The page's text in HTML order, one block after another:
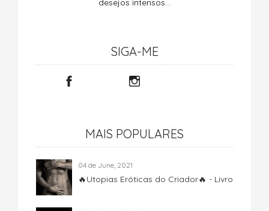
desejos intensos…
SIGA-ME
MAIS POPULARES
04 de June, 2021
🔥Utopias Eróticas do Criador🔥 - Livro